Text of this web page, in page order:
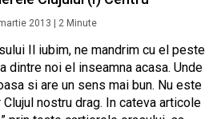
2013 2 Minute
Il iubim, ne mandrim cu el peste
dintre noi el inseamna acasa. Unde
si are un sens mai bun. Nu este
nostru drag. In cateva articole